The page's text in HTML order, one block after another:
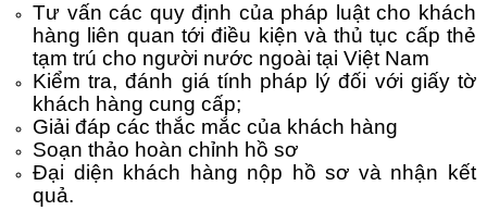
Tư vấn các quy định của pháp luật cho khách
hàng liên quan tới điều kiện và thủ tục cấp thẻ
tạm trú cho người nước ngoài tại Việt Nam
Kiểm tra, đánh giá tính pháp lý đối với giấy tờ
khách hàng cung cấp;
Giải đáp các thắc mắc của khách hàng
Soạn thảo hoàn chỉnh hồ sơ
Đại diện khách hàng nộp hồ sơ và nhận kết
quả.